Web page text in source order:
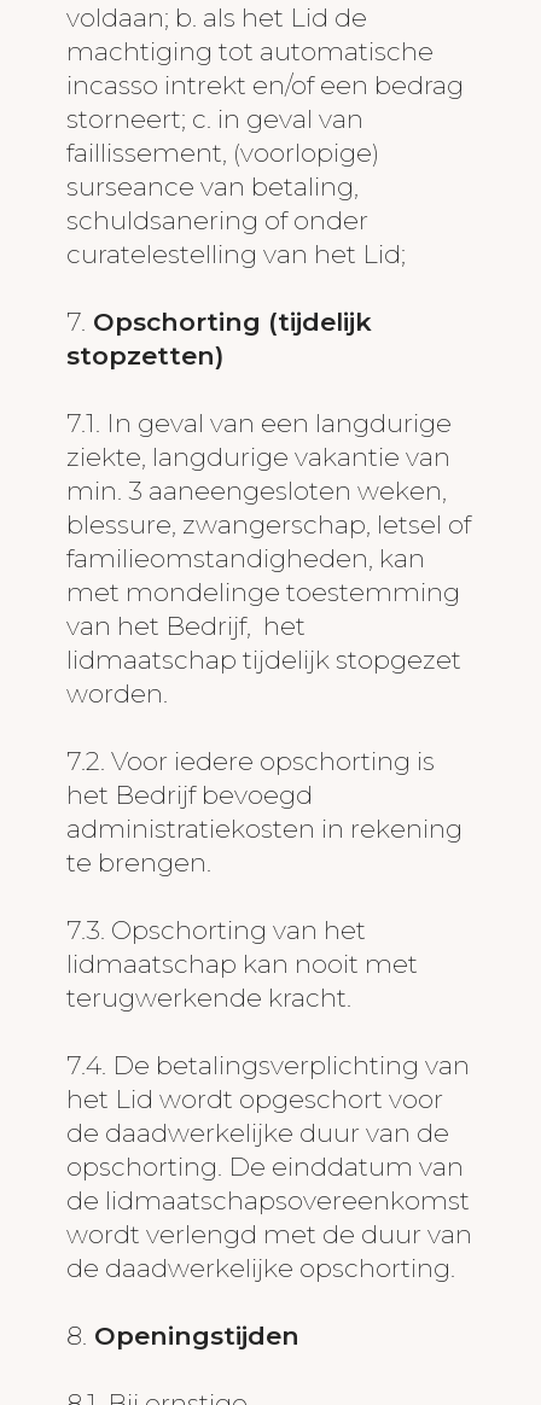
voldaan; b. als het Lid de
machtiging tot automatische
incasso intrekt en/of een bedrag
storneert; c. in geval van
faillissement, (voorlopige)
surseance van betaling,
schuldsanering of onder
curatelestelling van het Lid;
7. Opschorting (tijdelijk
stopzetten)
7.1. In geval van een langdurige
ziekte, langdurige vakantie van
min. 3 aaneengesloten weken,
blessure, zwangerschap, letsel of
familieomstandigheden, kan
met mondelinge toestemming
van het Bedrijf, het
lidmaatschap tijdelijk stopgezet
worden.
7.2. Voor iedere opschorting is
het Bedrijf bevoegd
administratiekosten in rekening
te brengen.
7.3. Opschorting van het
lidmaatschap kan nooit met
terugwerkende kracht.
7.4. De betalingsverplichting van
het Lid wordt opgeschort voor
de daadwerkelijke duur van de
opschorting. De einddatum van
de lidmaatschapsovereenkomst
wordt verlengd met de duur van
de daadwerkelijke opschorting.
8. Openingstijden